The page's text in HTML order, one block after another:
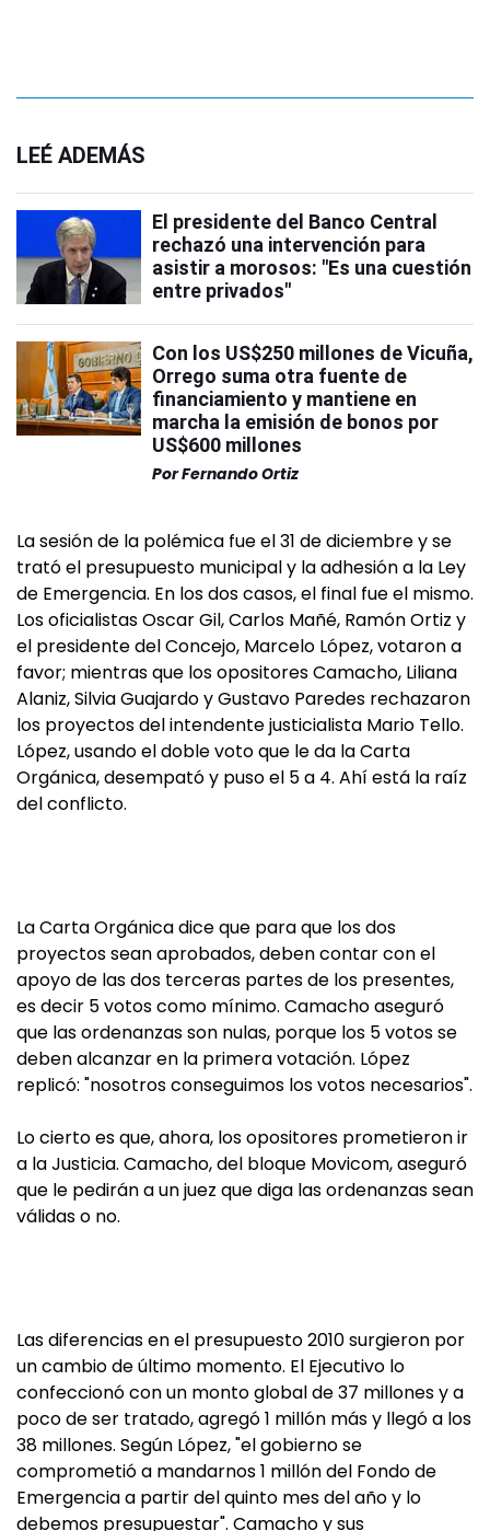
LEÉ ADEMÁS
El presidente del Banco Central
rechazó una intervención para
asistir a morosos: "Es una cuestión
entre privados"
Con los US$250 millones de Vicuña,
Orrego suma otra fuente de
financiamiento y mantiene en
marcha la emisión de bonos por
US$600 millones
PorFernando Ortiz
La sesión de la polémica fue el 31 de diciembre y se
trató el presupuesto municipal y la adhesión a la Ley
de Emergencia. En los dos casos, el final fue el mismo.
Los oficialistas Oscar Gil, Carlos Mañé, Ramón Ortiz y
el presidente del Concejo, Marcelo López, votaron a
favor; mientras que los opositores Camacho, Liliana
Alaniz, Silvia Guajardo y Gustavo Paredes rechazaron
los proyectos del intendente justicialista Mario Tello.
López, usando el doble voto que le da la Carta
Orgánica, desempató y puso el 5 a 4. Ahí está la raíz
del conflicto.
La Carta Orgánica dice que para que los dos
proyectos sean aprobados, deben contar con el
apoyo de las dos terceras partes de los presentes,
es decir 5 votos como mínimo. Camacho aseguró
que las ordenanzas son nulas, porque los 5 votos se
deben alcanzar en la primera votación. López
replicó: "nosotros conseguimos los votos necesarios".
Lo cierto es que, ahora, los opositores prometieron ir
a la Justicia. Camacho, del bloque Movicom, aseguró
que le pedirán a un juez que diga las ordenanzas sean
válidas o no.
Las diferencias en el presupuesto 2010 surgieron por
un cambio de último momento. El Ejecutivo lo
confeccionó con un monto global de 37 millones y a
poco de ser tratado, agregó 1 millón más y llegó a los
38 millones. Según López, "el gobierno se
comprometió a mandarnos 1 millón del Fondo de
Emergencia a partir del quinto mes del año y lo
debemos presupuestar". Camacho y sus